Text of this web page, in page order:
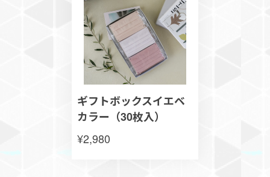
ギフトボックスイエベ
カラー（30枚入）
¥2,980